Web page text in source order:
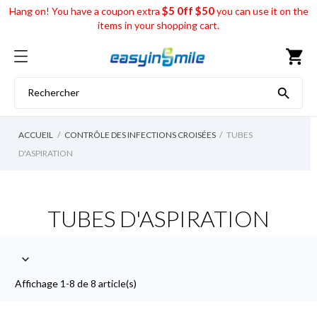
Hang on! You have a coupon extra $5 0ff $50you can use it on the
items in your shopping cart.
shopping_cart

ACCUEIL CONTRÔLE DES INFECTIONS CROISÉES
TUBES
D'ASPIRATION
TUBES D'ASPIRATION

Affichage 1-8 de 8 article(s)